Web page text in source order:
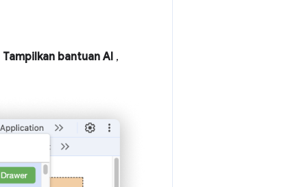
Tampilkan bantuan AI ,